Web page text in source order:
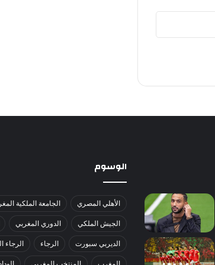
الوسوم
الأهلي المصري الجامعة الملكية
الجيش الملكي الدوري المغربي
الديربي سبورت الرجاء الرجاء